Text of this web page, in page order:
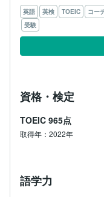
英語 英検 TOEIC コー
受験
資格・検定
TOEIC 965点
取得年：2022年
語学力